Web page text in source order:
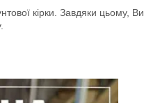
кірки. Завдяки цьому, Ви